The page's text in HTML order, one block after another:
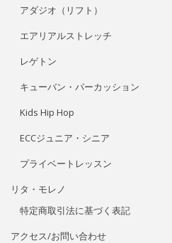
アダジオ（リフト）
エアリアルストレッチ
レゲトン
キューバン・パーカッション
Kids Hip Hop
ECCジュニア・シニア
プライベートレッスン
リタ・モレノ
特定商取引法に基づく表記
アクセス/お問い合わせ